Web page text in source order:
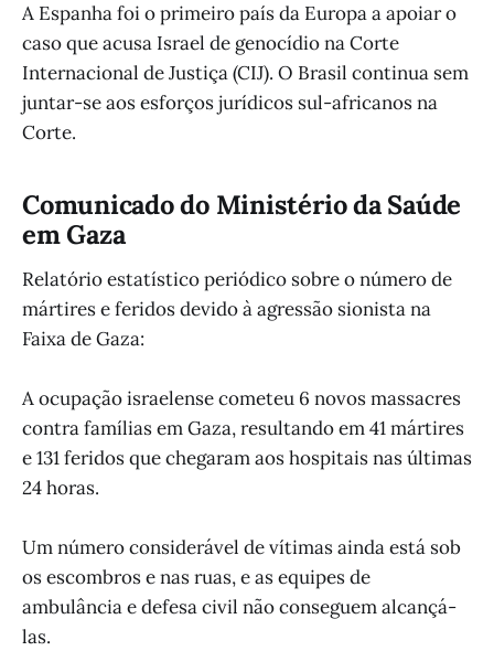
A Espanha foi o primeiro país da Europa a apoiar o
caso que acusa Israel de genocídio na Corte
Internacional de Justiça (CIJ). O Brasil continua sem
juntar-se aos esforços jurídicos sul-africanos na
Corte.
Comunicado do Ministério da Saúde
em Gaza
Relatório estatístico periódico sobre o número de
mártires e feridos devido à agressão sionista na
Faixa de Gaza:
A ocupação israelense cometeu 6 novos massacres
contra famílias em Gaza, resultando em 41 mártires
e 131 feridos que chegaram aos hospitais nas últimas
24 horas.
Um número considerável de vítimas ainda está sob
os escombros e nas ruas, e as equipes de
ambulância e defesa civil não conseguem alcançá-
las.